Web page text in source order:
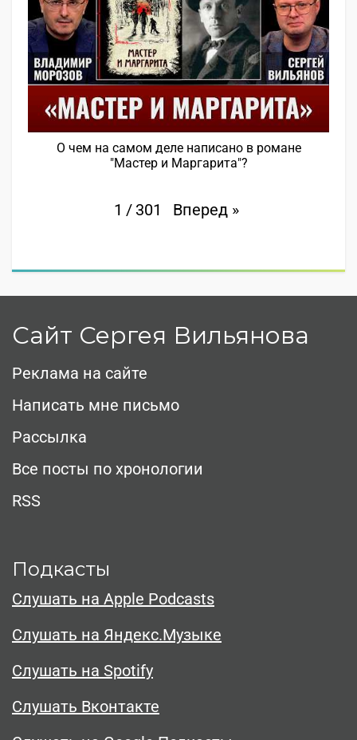
О чем на самом деле написано в романе
"Мастер и Маргарита"?
1 / 301 Вперед »
Сайт Сергея Вильянова
Реклама на сайте
Написать мне письмо
Рассылка
Все посты по хронологии
RSS
Подкасты
Слушать на Apple Podcasts
Слушать на Яндекс.Музыке
Слушать на Spotify
Слушать Вконтакте